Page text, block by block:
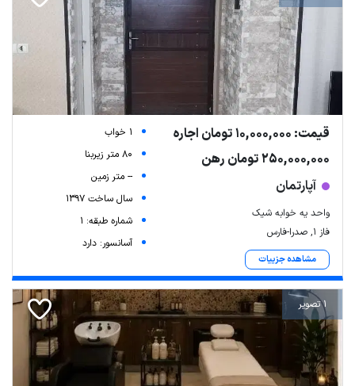
قیمت: 10,000,000 تومان اجاره
250,000,000 تومان رهن
آپارتمان
واحد یه خوابه شیک
فاز ۱, صدرا-فارس
مشاهده جزییات
1 خواب
80 متر زیربنا
-- متر زمین
سال ساخت 1397
شماره طبقه: 1
آسانسور: دارد
1 تصویر